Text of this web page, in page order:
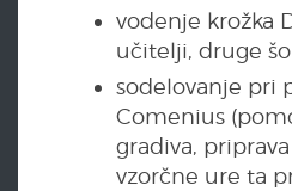
vodenje krožka
učitelji, druge
sodelovanje pri
Comenius
gradiva,
vzorčne ure ta